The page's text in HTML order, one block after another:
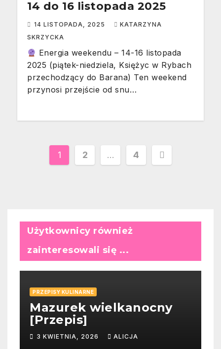
14 do 16 listopada 2025
14 LISTOPADA, 2025
KATARZYNA
SKRZYCKA
Energia weekendu – 14-16 listopada
2025 (piątek-niedziela, Księżyc w Rybach
przechodzący do Barana) Ten weekend
przynosi przejście od snu…
Stronicowanie
1 2 … 4
Użytkownicy również
zainteresowali się ...
PRZEPISY KULINARNE
Mazurek wielkanocny
[Przepis]
3 KWIETNIA, 2026 ALICJA